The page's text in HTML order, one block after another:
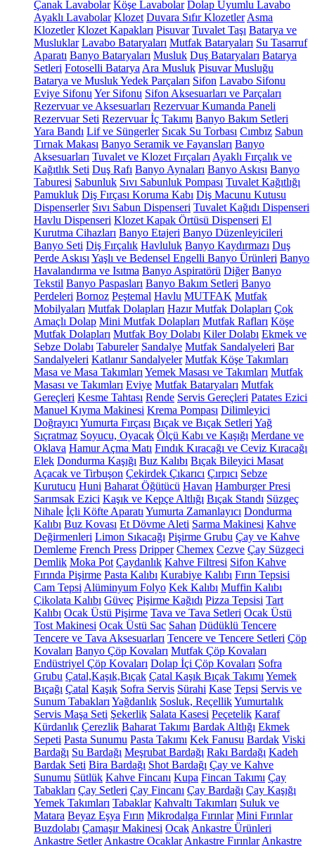
Çanak Lavabolar Köşe Lavabolar Dolap Uyumlu Lavabo
Ayaklı Lavabolar Klozet Duvara Sıfır Klozetler Asma
Klozetler Klozet Kapakları Pisuvar Tuvalet Taşı Batarya ve
Musluklar Lavabo Bataryaları Mutfak Bataryaları Su Tasarruf
Aparatı Banyo Bataryaları Musluk Duş Bataryaları Batarya
Setleri Fotoselli Batarya Ara Musluk Pisuvar Musluğu
Batarya ve Musluk Yedek Parçaları Sifon Lavabo Sifonu
Eviye Sifonu Yer Sifonu Sifon Aksesuarları ve Parçaları
Rezervuar ve Aksesuarları Rezervuar Kumanda Paneli
Rezervuar Seti Rezervuar İç Takımı Banyo Bakım Setleri
Yara Bandı Lif ve Süngerler Sıcak Su Torbası Cımbız Sabun
Tırnak Makası Banyo Seramik ve Fayansları Banyo
Aksesuarları Tuvalet ve Klozet Fırçaları Ayaklı Fırçalık ve
Kağıtlık Seti Duş Rafı Banyo Aynaları Banyo Askısı Banyo
Taburesi Sabunluk Sıvı Sabunluk Pompası Tuvalet Kağıtlığı
Pamukluk Diş Fırçası Koruma Kabı Diş Macunu Kutusu
Dispenserler Sıvı Sabun Dispenseri Tuvalet Kağıdı Dispenseri
Havlu Dispenseri Klozet Kapak Örtüsü Dispenseri El
Kurutma Cihazları Banyo Etajeri Banyo Düzenleyicileri
Banyo Seti Diş Fırçalık Havluluk Banyo Kaydırmazı Duş
Perde Askısı Yaşlı ve Bedensel Engelli Banyo Ürünleri Banyo
Havalandırma ve Isıtma Banyo Aspiratörü Diğer Banyo
Tekstil Banyo Paspasları Banyo Bakım Setleri Banyo
Perdeleri Bornoz Peştemal Havlu MUTFAK Mutfak
Mobilyaları Mutfak Dolapları Hazır Mutfak Dolapları Çok
Amaçlı Dolap Mini Mutfak Dolapları Mutfak Rafları Köşe
Mutfak Dolapları Mutfak Boy Dolabı Kiler Dolabı Ekmek ve
Sebze Dolabı Tabureler Sandalye Mutfak Sandalyeleri Bar
Sandalyeleri Katlanır Sandalyeler Mutfak Köşe Takımları
Masa ve Masa Takımları Yemek Masası ve Takımları Mutfak
Masası ve Takımları Eviye Mutfak Bataryaları Mutfak
Gereçleri Kesme Tahtası Rende Servis Gereçleri Patates Ezici
Manuel Kıyma Makinesi Krema Pompası Dilimleyici
Doğrayıcı Yumurta Fırçası Bıçak ve Bıçak Setleri Yağ
Sıçratmaz Soyucu, Oyacak Ölçü Kabı ve Kaşığı Merdane ve
Oklava Hamur Açma Matı Fındık Kıracağı ve Ceviz Kıracağı
Elek Dondurma Kaşığı Buz Kalıbı Bıçak Bileyici Masat
Açacak ve Tirbuşon Çekirdek Çıkarıcı Çırpıcı Sebze
Kurutucu Huni Baharat Öğütücü Havan Hamburger Presi
Sarımsak Ezici Kaşık ve Kepçe Altlığı Bıçak Standı Süzgeç
Nihale İçli Köfte Aparatı Yumurta Zamanlayıcı Dondurma
Kalıbı Buz Kovası Et Dövme Aleti Sarma Makinesi Kahve
Değirmenleri Limon Sıkacağı Pişirme Grubu Çay ve Kahve
Demleme French Press Dripper Chemex Cezve Çay Süzgeci
Demlik Moka Pot Çaydanlık Kahve Filtresi Sifon Kahve
Fırında Pişirme Pasta Kalıbı Kurabiye Kalıbı Fırın Tepsisi
Cam Tepsi Alüminyum Folyo Kek Kalıbı Muffin Kalıbı
Çikolata Kalıbı Güveç Pişirme Kağıdı Pizza Tepsisi Tart
Kalıbı Ocak Üstü Pişirme Tava ve Tava Setleri Ocak Üstü
Tost Makinesi Ocak Üstü Sac Sahan Düdüklü Tencere
Tencere ve Tava Aksesuarları Tencere ve Tencere Setleri Çöp
Kovaları Banyo Çöp Kovaları Mutfak Çöp Kovaları
Endüstriyel Çöp Kovaları Dolap İçi Çöp Kovaları Sofra
Grubu Çatal,Kaşık,Bıçak Çatal Kaşık Bıçak Takımı Yemek
Bıçağı Çatal Kaşık Sofra Servis Sürahi Kase Tepsi Servis ve
Sunum Tabakları Yağdanlık Sosluk, ReçellikYumurtalık
Servis Maşa Seti Şekerlik Salata Kasesi Peçetelik Karaf
Kürdanlık Çerezlik Baharat Takımı Bardak Altlığı Ekmek
Sepeti Pasta Sunumu Pasta Takımı Kek Fanusu Bardak Viski
Bardağı Su Bardağı Meşrubat Bardağı Rakı Bardağı Kadeh
Bardak Seti Bira Bardağı Shot Bardağı Çay ve Kahve
Sunumu Sütlük Kahve Fincanı Kupa Fincan Takımı Çay
Tabakları Çay Setleri Çay Fincanı Çay Bardağı Çay Kaşığı
Yemek Takımları Tabaklar Kahvaltı Takımları Suluk ve
Matara Beyaz Eşya Fırın Mikrodalga Fırınlar Mini Fırınlar
Buzdolabı Çamaşır Makinesi Ocak Ankastre Ürünleri
Ankastre Setler Ankastre Ocaklar Ankastre Fırınlar Ankastre